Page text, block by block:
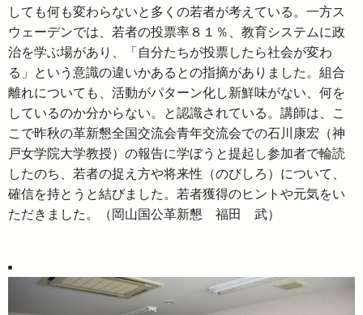
しても何も変わらないと多くの若者が考えている。一方ス
ウェーデンでは、若者の投票率８１％、教育システムに政
治を学ぶ場があり、「自分たちが投票したら社会が変わ
る」という意識の違いかあるとの指摘がありました。組合
離れについても、活動がパターン化し新鮮味がない、何を
しているのか分からない。と認識されている。講師は、こ
こで昨秋の革新懇全国交流会青年交流会での石川康宏（神
戸女学院大学教授）の報告に学ぼうと提起し参加者で輪読
したのち、若者の捉え方や将来性（のびしろ）について、
確信を持とうと結びました。若者獲得のヒントや元気をい
ただきました。（岡山国公革新懇 福田 武）